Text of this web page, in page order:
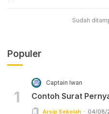
Sudah
Populer
1
Captain Iwan
Contoh Surat
Arsip Sekolah 04/08/